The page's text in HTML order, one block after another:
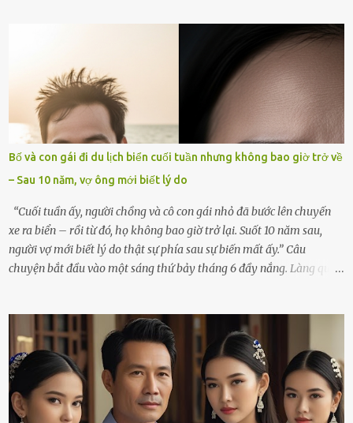
rơi vào khoảng trống vô tận, chẳng còn muốn làm gì ngoài việc
ngồi lặng lẽ nhớ về cô ấy. Nhưng cuộc sống không cho phép tôi mãi
chìm đắm trong đau khổ. Họ hàng, bạn bè và những người thân
thiết đã đến bên, giúp tôi tổ chức tang lễ chu toàn. Và hôm nay là
ngày giỗ đầu tiên của vợ, 49 ngày sau khi cô ấy rời xa tôi mãi
mãi.Buổi sáng hôm đó, sau khi cúng cơm xong, tôi quyết định lên
sắp xếp lại bàn thờ vợ. Mọi thứ vẫn như mọi ngày, nhưng có điều gì
đó kỳ lạ mà tôi không thể giải thích được. Trong khoảnh khắc tôi
cúi xuống lau chùi bát hương, một luồng gió lạ thoáng qua, khiến
tôi giật mình. Và rồi, một chuyện kinh...
Bố và con gái đi du lịch biển cuối tuần nhưng không bao giờ trở về
– Sau 10 năm, vợ ông mới biết lý do
“Cuối tuần ấy, người chồng và cô con gái nhỏ đã bước lên chuyến
xe ra biển – rồi từ đó, họ không bao giờ trở lại. Suốt 10 năm sau,
người vợ mới biết lý do thật sự phía sau sự biến mất ấy.” Câu
chuyện bắt đầu vào một sáng thứ bảy tháng 6 đầy nắng. Làng quê
không kém. Ông Minh, vốn là một người đàn ông điềm đạm, ít nói,
hôm ấy lại đặc biệt vui vẻ. Ông chuẩn bị hành lý cho chuyến đi biển
cùng cô con gái 8 tuổi tên Thảo. “Em ở nhà nghỉ ngơi nhé, anh đưa
con đi biển hai ngày, để nó được ngắm sóng, nghịch cát. Về chắc nó
sẽ kể cho em nghe cả tuần không hết chuyện.” – Ông Minh cười
hiền, vuốt tóc vợ. Bà Hạnh nhìn chồng và con gái ríu rít chuẩn bị mà